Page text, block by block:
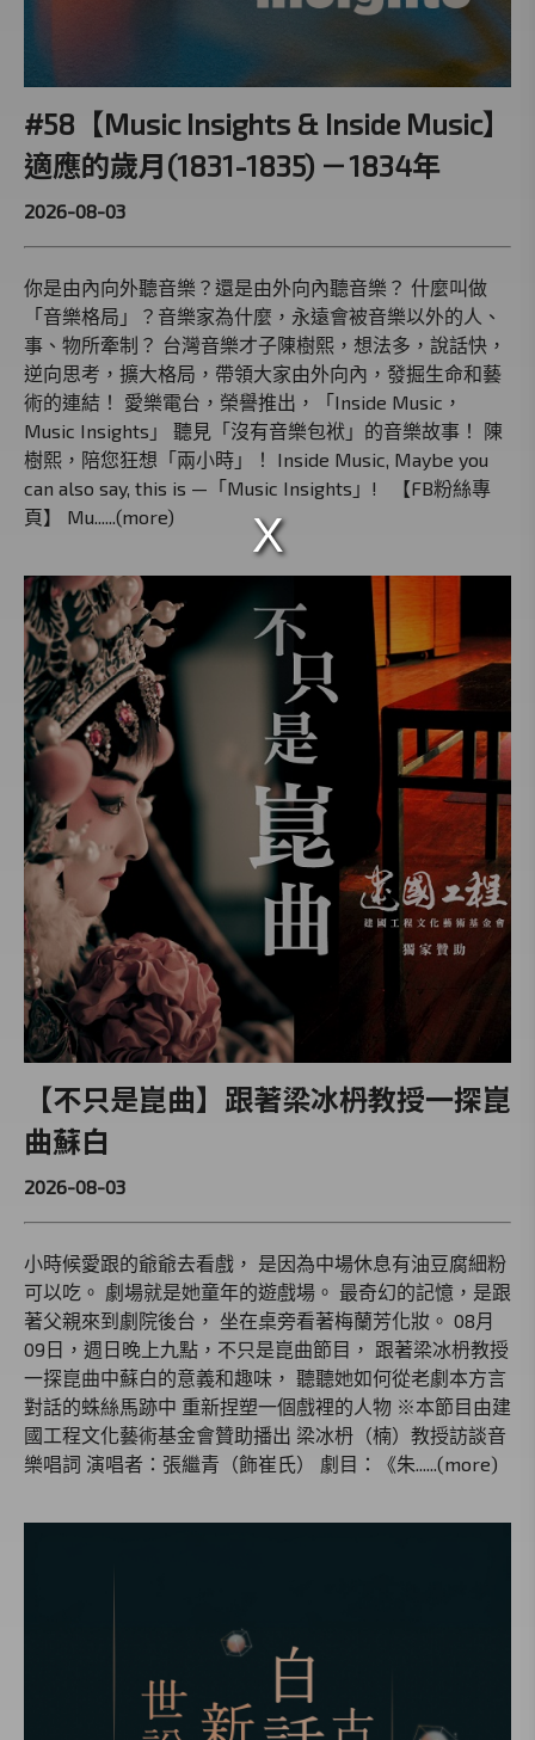
#58【Music Insights & Inside Music】
適應的歲月(1831-1835) －1834年
2026-08-03
你是由內向外聽音樂？還是由外向內聽音樂？ 什麼叫做
「音樂格局」？音樂家為什麼，永遠會被音樂以外的人、
事、物所牽制？ 台灣音樂才子陳樹熙，想法多，說話快，
逆向思考，擴大格局，帶領大家由外向內，發掘生命和藝
術的連結！ 愛樂電台，榮譽推出，「Inside Music，
Music Insights」 聽見「沒有音樂包袱」的音樂故事！ 陳
樹熙，陪您狂想「兩小時」！ Inside Music, Maybe you
can also say, this is —「Music Insights」! 【FB粉絲專
頁】 Mu......(more)
【不只是崑曲】跟著梁冰枬教授一探崑
曲蘇白
2026-08-03
小時候愛跟的爺爺去看戲， 是因為中場休息有油豆腐細粉
可以吃。 劇場就是她童年的遊戲場。 最奇幻的記憶，是跟
著父親來到劇院後台， 坐在桌旁看著梅蘭芳化妝。 08月
09日，週日晚上九點，不只是崑曲節目， 跟著梁冰枬教授
一探崑曲中蘇白的意義和趣味， 聽聽她如何從老劇本方言
對話的蛛絲馬跡中 重新捏塑一個戲裡的人物 ※本節目由建
國工程文化藝術基金會贊助播出 梁冰枬（楠）教授訪談音
樂唱詞 演唱者：張繼青（飾崔氏） 劇目：《朱......(more)